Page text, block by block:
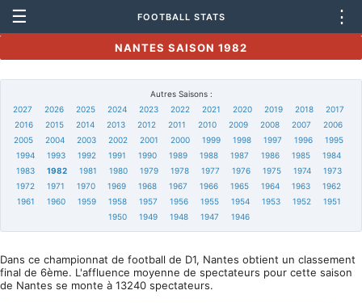
☰ FOOTBALL STATS ⋮
NANTES SAISON 1982
Autres Saisons :
2027
2026 2025 2024 2023 2022 2021 2020 2019 2018
2017
2016
2015 2014 2013 2012 2011 2010 2009 2008 2007
2006
2005
2004 2003 2002 2001 2000 1999 1998 1997 1996
1995
1994
1993 1992 1991 1990 1989 1988 1987 1986 1985
1984
1983
1982 1981 1980 1979 1978 1977 1976 1975 1974
1973
1972
1971 1970 1969 1968 1967 1966 1965 1964 1963
1962
1961
1960 1959 1958 1957 1956 1955 1954 1953 1952
1951
1950
1949 1948 1947 1946
Dans ce championnat de football de D1, Nantes obtient un classement
final de 6ème. L'affluence moyenne de spectateurs pour cette saison
de Nantes se monte à 13240 spectateurs.